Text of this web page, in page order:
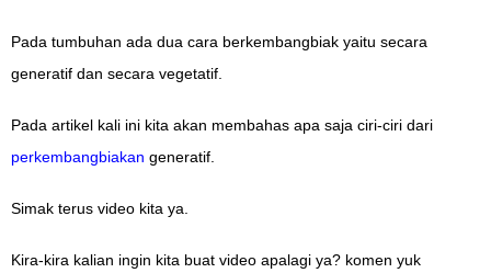
Pada tumbuhan ada dua cara berkembangbiak yaitu secara
generatif dan secara vegetatif.
Pada artikel kali ini kita akan membahas apa saja ciri-ciri dari
perkembangbiakan generatif.
Simak terus video kita ya.
Kira-kira kalian ingin kita buat video apalagi ya? komen yuk